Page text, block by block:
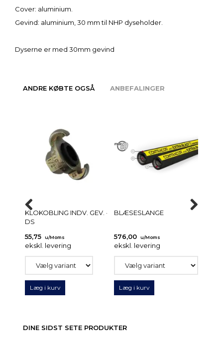
Cover: aluminium.
Gevind: aluminium, 30 mm til NHP dyseholder.
Dyserne er med 30mm gevind
ANDRE KØBTE OGSÅ ANBEFALINGER
KLOKOBLING INDV. GEV. ·
DS
55,75
u/Moms
ekskl. levering
Læg i kurv
BLÆSESLANGE
576,00 u/Moms
ekskl. levering
Læg i kurv
DINE SIDST SETE PRODUKTER